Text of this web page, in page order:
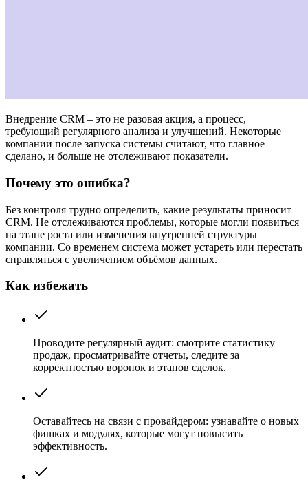
Внедрение CRM – это не разовая акция, а процесс,
требующий регулярного анализа и улучшений. Некоторые
компании после запуска системы считают, что главное
сделано, и больше не отслеживают показатели.
Почему это ошибка?
Без контроля трудно определить, какие результаты приносит
CRM. Не отслеживаются проблемы, которые могли появиться
на этапе роста или изменения внутренней структуры
компании. Со временем система может устареть или перестать
справляться с увеличением объёмов данных.
Как избежать
Проводите регулярный аудит: смотрите статистику
продаж, просматривайте отчеты, следите за
корректностью воронок и этапов сделок.
Оставайтесь на связи с провайдером: узнавайте о новых
фишках и модулях, которые могут повысить
эффективность.